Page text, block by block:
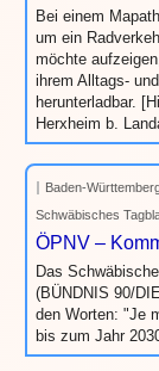
Bei einem
um ein
möchte
ihrem Alltags-
herunterladbar.
Herxheim b.
Baden-
Schwäbisches
ÖPNV –
Das
(BÜNDNIS 90/
den Worten: "Je
bis zum Jahr